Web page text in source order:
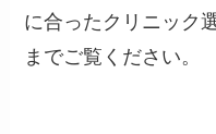
に合ったクリニック
までご覧ください。